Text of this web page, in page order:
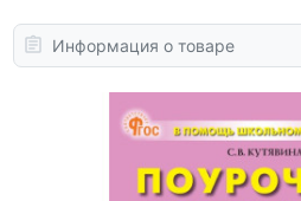
Информация о товаре